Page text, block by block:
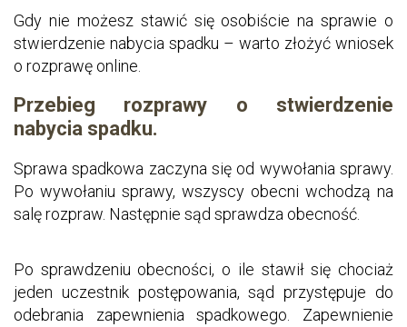
Gdy nie możesz stawić się osobiście na sprawie o
stwierdzenie nabycia spadku – warto złożyć wniosek
o rozprawę online.
Przebieg rozprawy o stwierdzenie
nabycia spadku.
Sprawa spadkowa zaczyna się od wywołania sprawy.
Po wywołaniu sprawy, wszyscy obecni wchodzą na
salę rozpraw. Następnie sąd sprawdza obecność.
Po sprawdzeniu obecności, o ile stawił się chociaż
jeden uczestnik postępowania, sąd przystępuje do
odebrania zapewnienia spadkowego. Zapewnienie